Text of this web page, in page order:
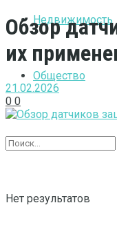
Недвижимость
Общество
Нет результатов
Обзор
их
21.02.2026
0 0